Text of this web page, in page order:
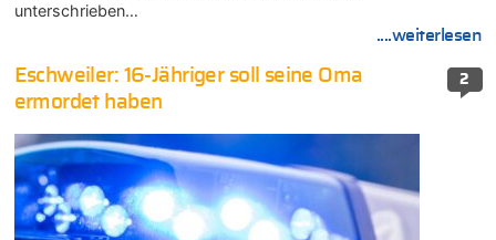
unterschrieben…
....weiterlesen
2
Eschweiler: 16-Jähriger soll seine Oma
ermordet haben